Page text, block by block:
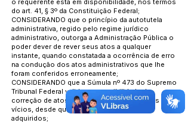
o requerente está em disponibilidade, nos termos
do art. 41, § 3º da Constituição Federal;
CONSIDERANDO que o princípio da autotutela
administrativa, regido pelo regime jurídico
administrativo, outorga a Administração Pública o
poder dever de rever seus atos a qualquer
instante, quando constatada a ocorrência de erro
na condução dos atos administrativos que lhe
foram conferidos erroneamente;
CONSIDERANDO que a Súmula nº 473 do Supremo
Tribunal Federal validam a possibilidade de
correção de atos administrativos inquinados por
vícios, desde que respeitado os direitos
adquiridos;